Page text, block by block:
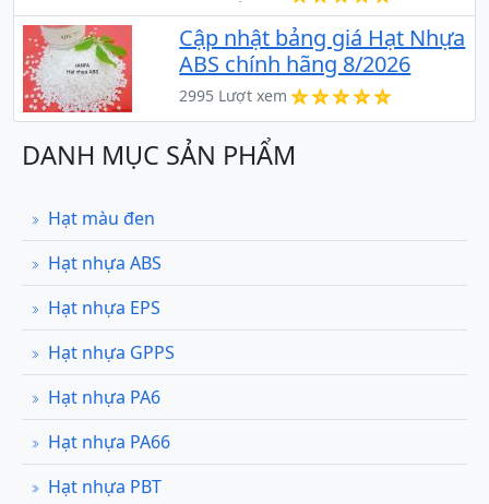
Cập nhật bảng giá Hạt Nhựa
ABS chính hãng 8/2026
2995 Lượt xem
DANH MỤC SẢN PHẨM
Hạt màu đen
Hạt nhựa ABS
Hạt nhựa EPS
Hạt nhựa GPPS
Hạt nhựa PA6
Hạt nhựa PA66
Hạt nhựa PBT